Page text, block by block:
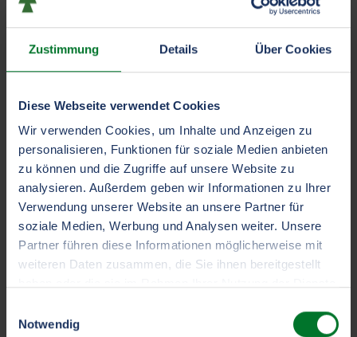
Zustimmung Details Über Cookies
Diese Webseite verwendet Cookies
Wir verwenden Cookies, um Inhalte und Anzeigen zu
personalisieren, Funktionen für soziale Medien anbieten
zu können und die Zugriffe auf unsere Website zu
analysieren. Außerdem geben wir Informationen zu Ihrer
Verwendung unserer Website an unsere Partner für
soziale Medien, Werbung und Analysen weiter. Unsere
Partner führen diese Informationen möglicherweise mit
weiteren Daten zusammen, die Sie ihnen bereitgestellt
Wenn Sie auf „Selbst festlegen“ klicken, können Sie mehr
Notwendig
Mitarbeiter an die Grenze und in die Ukraine
fahren?
auf den Deckungsbereich meiner
Versicherungen aus?
Möchten Sie eine neue Versicherung oder
Deckung abschließen?
Was bedeuten die zusätzlichen Sanktionen
für Transporte nach Russland und
Weißrussland?